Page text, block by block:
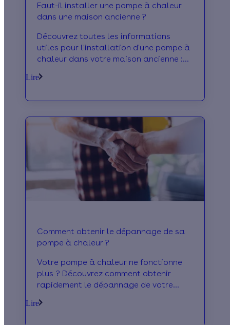
Faut-il installer une pompe à chaleur
dans une maison ancienne ?
Découvrez toutes les informations
utiles pour l'installation d'une pompe à
chaleur dans votre maison ancienne :
aides.
Lire
Comment obtenir le dépannage de sa
pompe à chaleur ?
Votre pompe à chaleur ne fonctionne
plus ? Découvrez comment obtenir
rapidement le dépannage de votre
chez vous !
Lire